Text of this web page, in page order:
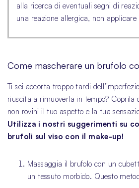
alla ricerca di eventuali segni di
una reazione allergica, non
Come mascherare un brufolo
Ti sei accorta troppo tardi
riuscita a rimuoverla in tempo? Coprila
non rovini il tuo aspetto e la tua
Utilizza i nostri suggerimenti su
brufoli sul viso con il make-up!
Massaggia il brufolo con un
un tessuto morbido. Questo